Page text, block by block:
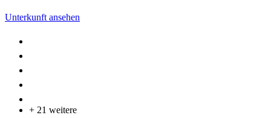
Unterkunft ansehen
+ 21 weitere